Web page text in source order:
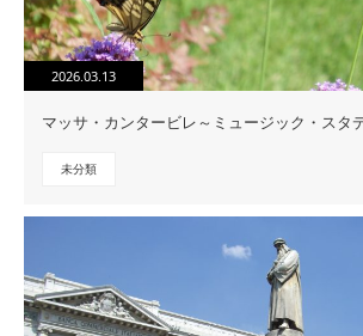
2026.03.13
マッサ・カンタービレ～ミュージック・スタ
未分類